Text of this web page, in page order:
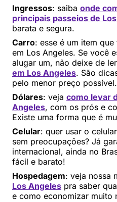
Ingressos: saiba onde
principais passeios de
barata e segura.
Carro: esse é um item
em Los Angeles. Se você
alugar um, não deixe de ler
em Los Angeles. São
pelo menor preço possível.
Dólares: veja como levar
Angeles, com os prós e
Existe uma forma que é
Celular: quer usar o
sem preocupações? Já
internacional, ainda no
fácil e barato!
Hospedagem: veja nossa
Los Angeles pra saber
e como economizar muito